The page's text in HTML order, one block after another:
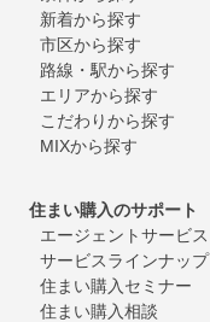
新着から探す
市区から探す
路線・駅から探す
エリアから探す
こだわりから探す
MIXから探す
住まい購入のサポート
エージェントサービス
サービスラインナップ
住まい購入セミナー
住まい購入相談